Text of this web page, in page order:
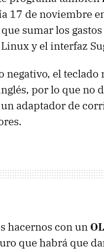
17 de noviembre
sumar los
y el interfaz
negativo, el teclado
por lo que no
adaptador de
hacernos con un
que habrá que